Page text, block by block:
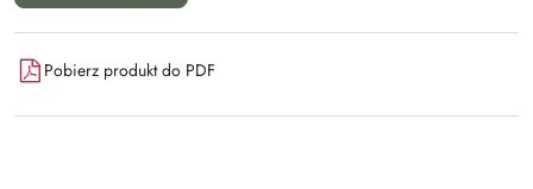
Pobierz produkt do PDF